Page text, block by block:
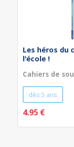
Les héros du
l'école !
Cahiers de
dès 5 ans
4.95 €